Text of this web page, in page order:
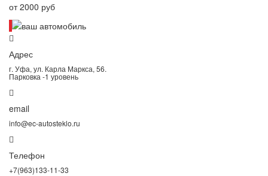
от 2000 руб
Адрес
г. Уфа, ул. Карла Маркса, 56.
Парковка -1 уровень
email
info@ec-autosteklo.ru
Телефон
+7(963)133-11-33